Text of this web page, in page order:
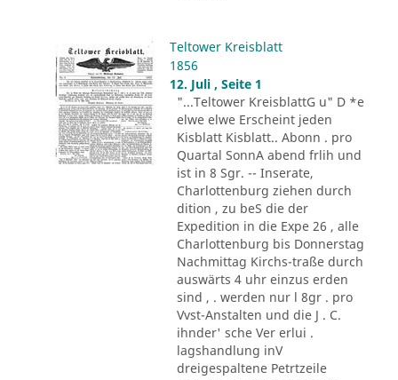
Teltower Kreisblatt
1856
12. Juli , Seite 1
"...Teltower KreisblattG u" D *e
elwe elwe Erscheint jeden
Kisblatt Kisblatt.. Abonn . pro
Quartal SonnA abend frlih und
ist in 8 Sgr. -- Inserate,
Charlottenburg ziehen durch
dition , zu beS die der
Expedition in die Expe 26 , alle
Charlottenburg bis Donnerstag
Nachmittag Kirchs-traße durch
auswärts 4 uhr einzus erden
sind , . werden nur l 8gr . pro
Vvst-Anstalten und die J . C.
ihnder' sche Ver erlui .
lagshandlung inV
dreigespaltene Petrtzeile